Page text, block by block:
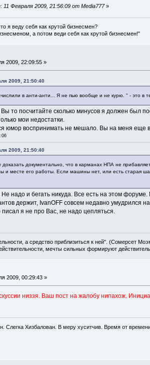
11 Февраля 2009, 21:56:09 от Media777»
я веду себя как крутой бизнесмен?
а потом веди себя как крутой бизнесмен!"
2009, 22:09:55 »
2009, 21:50:40
в анти-анти... Я не пью вообще и не курю. " - это в
Вы то посчитайте сколько минусов я должен был
мои недостатки.
юмор воспринимать не мешало. Вы на меня еще в
2009, 21:50:40
доказать документально, что в карманах НПА не
и месте его работы. Если машины нет, или есть старая
надо и бегать никуда. Все есть на этом
держит, IvanOFF совсем недавно умудрился
я не про Вас, не надо цепляться.
а средство приблизиться к ней". (Сомерсет
мечты сильных формируют
2009, 00:29:43 »
низзя. Ваш пост на жалобу нипахож.
Слегка Хизбалован. В меру хуситчив. Время от